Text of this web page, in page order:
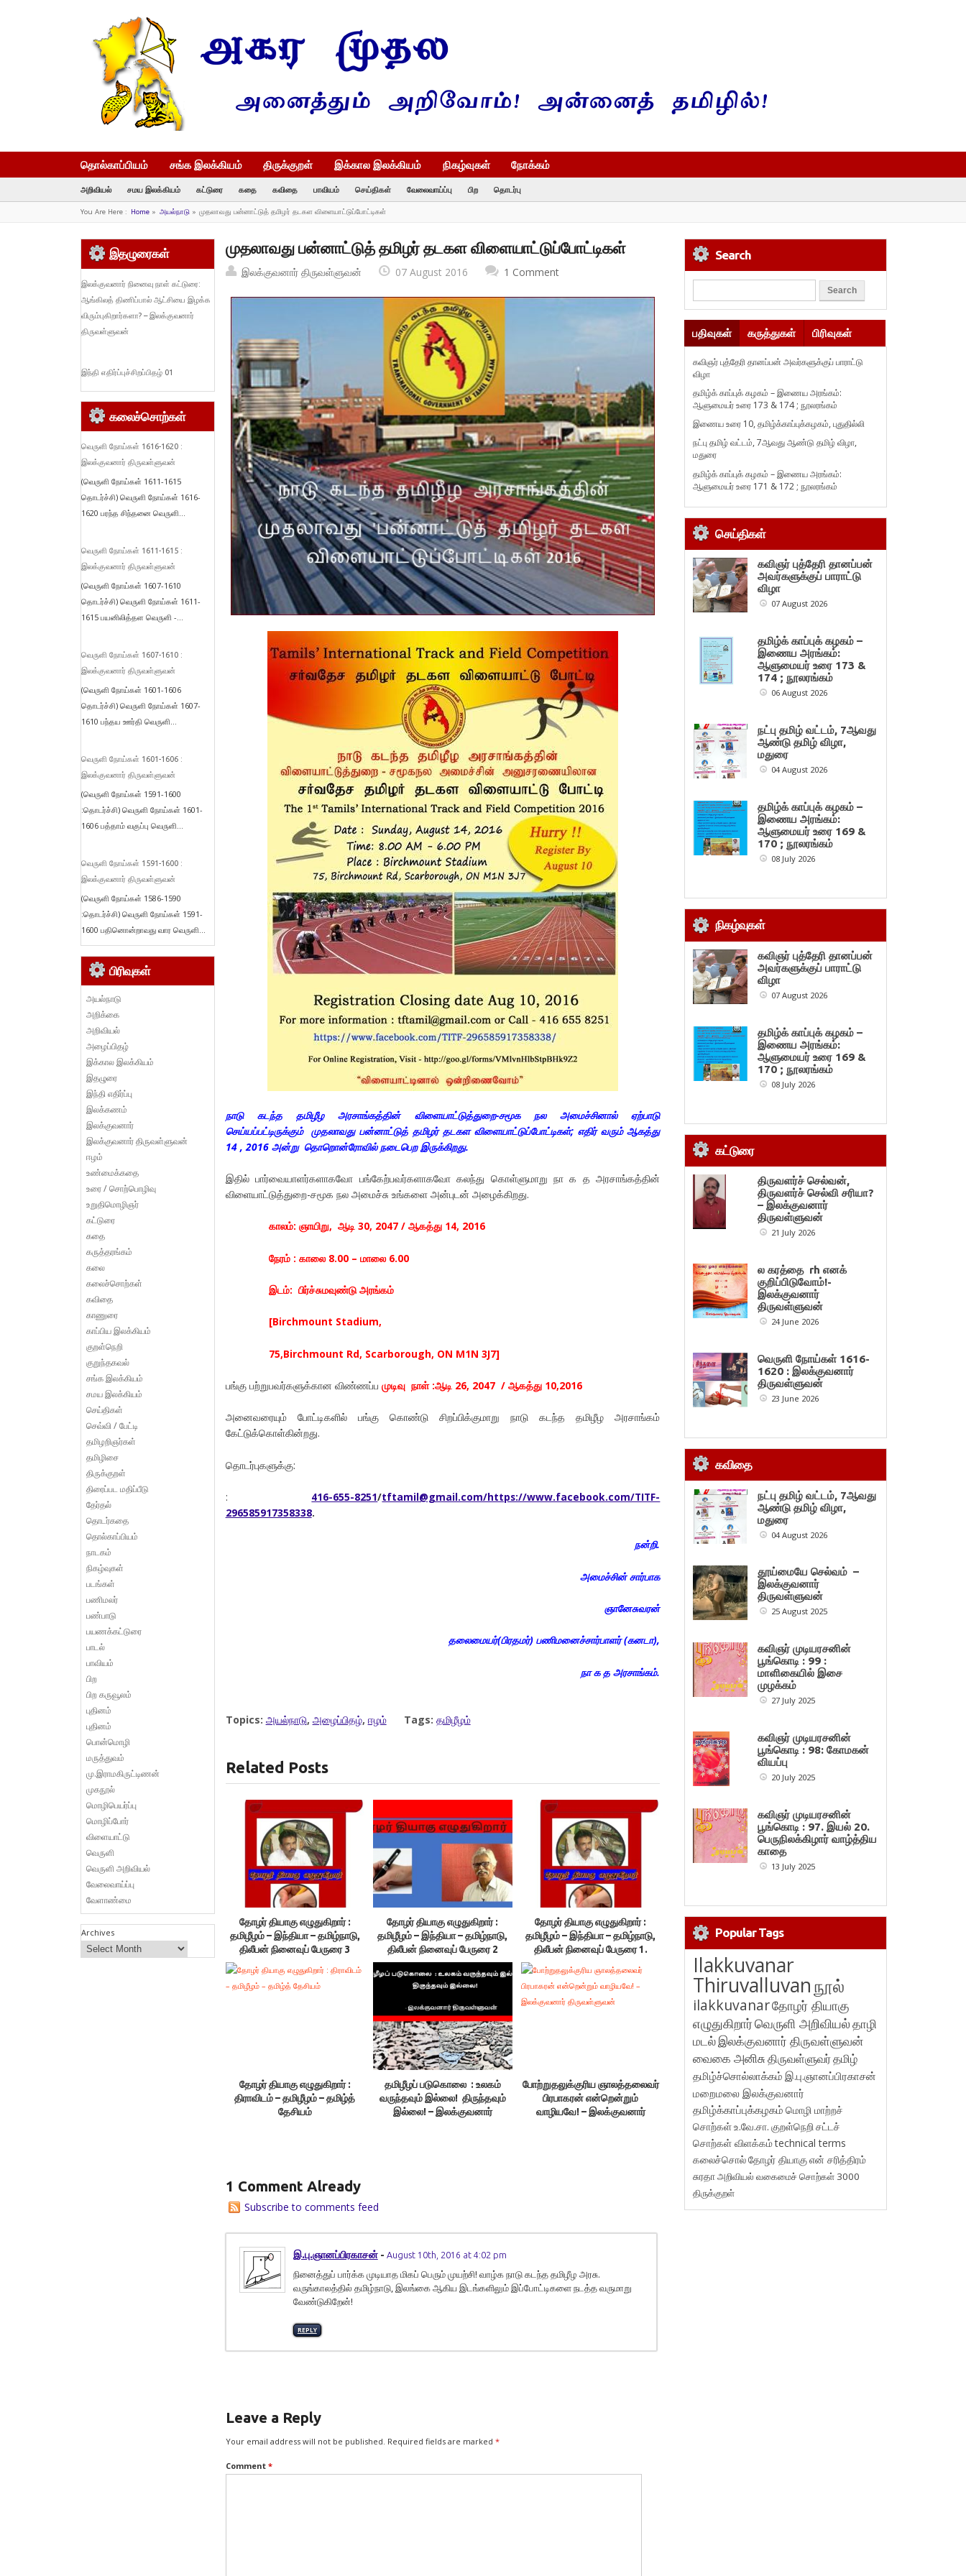
தொல்காப்பியம் சங்க இலக்கியம் திருக்குறள் இக்கால இலக்கியம் நிகழ்வுகள் நோக்கம்
அறிவியல் சமய இலக்கியம் கட்டுரை கதை கவிதை பாவியம் செய்திகள் வேலைவாய்ப்பு பிற தொடர்பு
You Are Here : Home» அயல்நாடு» முதலாவது பன்னாட்டுத் தமிழர் தடகள விளையாட்டுப்போட்டிகள்
முதலாவது பன்னாட்டுத் தமிழர் தடகள விளையாட்டுப்போட்டிகள்
இலக்குவனார் திருவள்ளுவன் 07 August 2016 1 Comment
நாடு கடந்த தமிழீழ அரசாங்கத்தின் விளையாட்டுத்துறை-சமூக நல அமைச்சினால் ஏற்பாடு
செய்யப்பட்டிருக்கும் முதலாவது பன்னாட்டுத் தமிழர் தடகள விளையாட்டுப்போட்டிகள்; எதிர் வரும் ஆகத்து
14 , 2016 அன்று தொறொன்ரோவில் நடைபெற இருக்கிறது.
இதில் பார்வையாளர்களாகவோ பங்கேற்பவர்களாகவோ கலந்து கொள்ளுமாறு நா க த அரசாங்கத்தின்
விளையாட்டுத்துறை-சமூக நல அமைச்சு உங்களை அன்புடன் அழைக்கிறது.
காலம்: ஞாயிறு, ஆடி 30, 2047 / ஆகத்து 14, 2016
நேரம் : காலை 8.00 – மாலை 6.00
இடம்: பிர்ச்சுமவுண்டு அரங்கம்
[Birchmount Stadium,
75,Birchmount Rd, Scarborough, ON M1N 3J7]
பங்கு பற்றுபவர்களுக்கான விண்ணப்ப முடிவு நாள் :ஆடி 26, 2047 / ஆகத்து 10,2016
அனைவரையும் போட்டிகளில் பங்கு கொண்டு சிறப்பிக்குமாறு நாடு கடந்த தமிழீழ அரசாங்கம்
கேட்டுக்கொள்கின்றது.
தொடர்புகளுக்கு:
: 416-655-8251/tftamil@gmail.com/https://www.facebook.com/TITF-
296585917358338.
நன்றி.
அமைச்சின் சார்பாக
ஞானேசுவரன்
தலைமையர்(பிரதமர்) பணிமனைச்சார்பாளர் (கனடா),
நா க த அரசாங்கம்.
Topics: அயல்நாடு, அழைப்பிதழ், ஈழம் Tags: தமிழீழம்
Related Posts
தோழர் தியாகு எழுதுகிறார் :
தமிழீழம் – இந்தியா – தமிழ்நாடு,
திலீபன் நினைவுப் பேருரை 3
தோழர் தியாகு எழுதுகிறார் :
தமிழீழம் – இந்தியா – தமிழ்நாடு,
திலீபன் நினைவுப் பேருரை 2
தோழர் தியாகு எழுதுகிறார் :
தமிழீழம் – இந்தியா – தமிழ்நாடு,
திலீபன் நினைவுப் பேருரை 1.
தோழர் தியாகு எழுதுகிறார் :
திராவிடம் – தமிழீழம் – தமிழ்த்
தேசியம்
தமிழீழப் படுகொலை : உலகம்
வருந்தவும் இல்லை! திருந்தவும்
இல்லை! – இலக்குவனார்
போற்றுதலுக்குரிய ஞாலத்தலைவர்
பிரபாகரன் என்றென்றும்
வாழியவே! – இலக்குவனார்
1 Comment Already
Subscribe to comments feed
இ.பு.ஞானப்பிரகாசன் - August 10th, 2016 at 4:02 pm
நினைத்துப் பார்க்க முடியாத மிகப் பெரும் முயற்சி! வாழ்க நாடு கடந்த தமிழீழ அரசு.
வருங்காலத்தில் தமிழ்நாடு, இலங்கை ஆகிய இடங்களிலும் இப்போட்டிகளை நடத்த வருமாறு
வேண்டுகிறேன்!
REPLY
Leave a Reply
Your email address will not be published. Required fields are marked *
Comment *
இதழுரைகள்
இலக்குவனார் நினைவு நாள் கட்டுரை:
ஆங்கிலத் திணிப்பால் ஆட்சியை இழக்க
விரும்புகிறார்களா? – இலக்குவனார்
திருவள்ளுவன்
இந்தி எதிர்ப்புச்சிறப்பிதழ் 01
கலைச்சொற்கள்
வெருளி நோய்கள் 1616-1620 :
இலக்குவனார் திருவள்ளுவன்
(வெருளி நோய்கள் 1611-1615
தொடர்ச்சி) வெருளி நோய்கள் 1616-
1620 பரந்த சிந்தனை வெருளி...
வெருளி நோய்கள் 1611-1615 :
இலக்குவனார் திருவள்ளுவன்
(வெருளி நோய்கள் 1607-1610
தொடர்ச்சி) வெருளி நோய்கள் 1611-
1615 பயனிலித்தள வெருளி -...
வெருளி நோய்கள் 1607-1610 :
இலக்குவனார் திருவள்ளுவன்
(வெருளி நோய்கள் 1601-1606
தொடர்ச்சி) வெருளி நோய்கள் 1607-
1610 பந்தய ஊர்தி வெருளி...
வெருளி நோய்கள் 1601-1606 :
இலக்குவனார் திருவள்ளுவன்
(வெருளி நோய்கள் 1591-1600
:தொடர்ச்சி) வெருளி நோய்கள் 1601-
1606 பத்தாம் வகுப்பு வெருளி...
வெருளி நோய்கள் 1591-1600 :
இலக்குவனார் திருவள்ளுவன்
(வெருளி நோய்கள் 1586-1590
:தொடர்ச்சி) வெருளி நோய்கள் 1591-
1600 பதினொன்றாவது வார வெருளி...
பிரிவுகள்
அயல்நாடு
அறிக்கை
அறிவியல்
அழைப்பிதழ்
இக்கால இலக்கியம்
இதழுரை
இந்தி எதிர்ப்பு
இலக்கணம்
இலக்குவனார்
இலக்குவனார் திருவள்ளுவன்
ஈழம்
உண்மைக்கதை
உரை / சொற்பொழிவு
உறுதிமொழிஞர்
கட்டுரை
கதை
கருத்தரங்கம்
கலை
கலைச்சொற்கள்
கவிதை
காணுரை
காப்பிய இலக்கியம்
குறள்நெறி
குறுந்தகவல்
சங்க இலக்கியம்
சமய இலக்கியம்
செய்திகள்
செவ்வி / பேட்டி
தமிழறிஞர்கள்
தமிழிசை
திருக்குறள்
திரைப்பட மதிப்பீடு
தேர்தல்
தொடர்கதை
தொல்காப்பியம்
நாடகம்
நிகழ்வுகள்
படங்கள்
பணிமலர்
பண்பாடு
பயணக்கட்டுரை
பாடல்
பாவியம்
பிற
பிற கருவூலம்
புதினம்
புதினம்
பொன்மொழி
மருத்துவம்
மு.இராமகிருட்டிணன்
முகநூல்
மொழிபெயர்ப்பு
மொழிப்போர்
விளையாட்டு
வெருளி
வெருளி அறிவியல்
வேலைவாய்ப்பு
வேளாண்மை
Archives
Search
பதிவுகள் கருத்துகள் பிரிவுகள்
கவிஞர் புத்தேரி தானப்பன் அவர்களுக்குப் பாராட்டு
விழா
தமிழ்க் காப்புக் கழகம் – இணைய அரங்கம்:
ஆளுமையர் உரை 173 & 174 ; நூலரங்கம்
இணைய உரை 10, தமிழ்க்காப்புக்கழகம், புதுதில்லி
நட்பு தமிழ் வட்டம், 7ஆவது ஆண்டு தமிழ் விழா,
மதுரை
தமிழ்க் காப்புக் கழகம் – இணைய அரங்கம்:
ஆளுமையர் உரை 171 & 172 ; நூலரங்கம்
செய்திகள்
கவிஞர் புத்தேரி தானப்பன்
அவர்களுக்குப் பாராட்டு
விழா
07 August 2026
தமிழ்க் காப்புக் கழகம் –
இணைய அரங்கம்:
ஆளுமையர் உரை 173 &
174 ; நூலரங்கம்
06 August 2026
நட்பு தமிழ் வட்டம், 7ஆவது
ஆண்டு தமிழ் விழா,
மதுரை
04 August 2026
தமிழ்க் காப்புக் கழகம் –
இணைய அரங்கம்:
ஆளுமையர் உரை 169 &
170 ; நூலரங்கம்
08 July 2026
நிகழ்வுகள்
கவிஞர் புத்தேரி தானப்பன்
அவர்களுக்குப் பாராட்டு
விழா
07 August 2026
தமிழ்க் காப்புக் கழகம் –
இணைய அரங்கம்:
ஆளுமையர் உரை 169 &
170 ; நூலரங்கம்
08 July 2026
கட்டுரை
திருவளர்ச் செல்வன்,
திருவளர்ச் செல்வி சரியா?
– இலக்குவனார்
திருவள்ளுவன்
21 July 2026
ல கரத்தை rh எனக்
குறிப்பிடுவோம்!-
இலக்குவனார்
திருவள்ளுவன்
24 June 2026
வெருளி நோய்கள் 1616-
1620 : இலக்குவனார்
திருவள்ளுவன்
23 June 2026
கவிதை
நட்பு தமிழ் வட்டம், 7ஆவது
ஆண்டு தமிழ் விழா,
மதுரை
04 August 2026
தூய்மையே செல்வம் –
இலக்குவனார்
திருவள்ளுவன்
25 August 2025
கவிஞர் முடியரசனின்
பூங்கொடி : 99 :
மாளிகையில் இசை
முழக்கம்
27 July 2025
கவிஞர் முடியரசனின்
பூங்கொடி : 98: கோமகன்
வியப்பு
20 July 2025
கவிஞர் முடியரசனின்
பூங்கொடி : 97. இயல் 20.
பெருநிலக்கிழார் வாழ்த்திய
காதை
13 July 2025
Popular Tags
Ilakkuvanar
Thiruvalluvanநூல்
ilakkuvanarதோழர் தியாகு
எழுதுகிறார்வெருளி அறிவியல்தாழி
மடல்இலக்குவனார் திருவள்ளுவன்
வைகை அனிசுதிருவள்ளுவர்தமிழ்
தமிழ்ச்சொல்லாக்கம் இ.பு.ஞானப்பிரகாசன்
மறைமலை இலக்குவனார்
தமிழ்க்காப்புக்கழகம் மொழி மாற்றச்
சொற்கள்உ.வே.சா. குறள்நெறி சட்டச்
சொற்கள் விளக்கம்technical terms
கலைச்சொல்தோழர் தியாகுஎன் சரித்திரம்
சுரதாஅறிவியல் வகைமைச் சொற்கள் 3000
திருக்குறள்